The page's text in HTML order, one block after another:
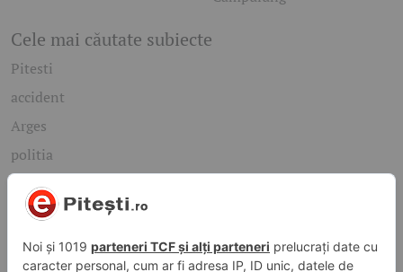
Cele mai căutate subiecte
Pitesti
accident
Arges
politia
mioveni
Caută rapid știrile care te interesează
Găsește cele mai recente știri, evenimente și subiecte de